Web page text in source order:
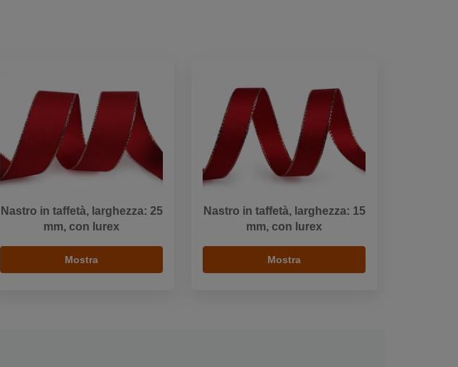
Nastro in taffetà, larghezza: 25
mm, con lurex
Mostra
Nastro in taffetà, larghezza: 15
mm, con lurex
Mostra